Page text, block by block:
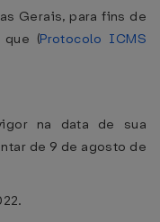
Gerais, para fins de
que (Protocolo ICMS
na data de sua
de 9 de agosto de